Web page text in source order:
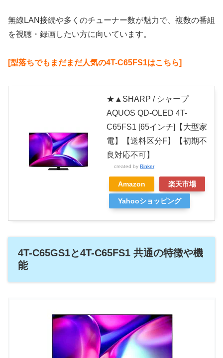
無線LAN接続や多くのチューナー数が魅力で、複数の番組
を視聴・録画したい方に向いています。
[型落ちでもまだまだ人気の4T-C65FS1はこちら]
★▲SHARP / シャープ
AQUOS QD-OLED 4T-
C65FS1 [65インチ]【大型家
電】【送料区分F】【初期不
良対応不可】
created by Rinker
Amazon 楽天市場
Yahooショッピング
4T-C65GS1と4T-C65FS1 共通の特徴や機
能